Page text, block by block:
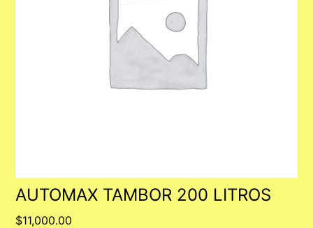
AUTOMAX TAMBOR 200 LITROS
$11,000.00